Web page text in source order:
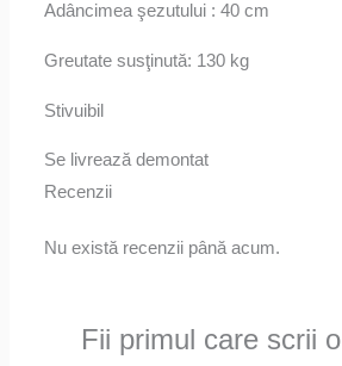
Adâncimea şezutului : 40 cm
Greutate susţinută: 130 kg
Stivuibil
Se livrează demontat
Recenzii
Nu există recenzii până acum.
Fii primul care scrii o